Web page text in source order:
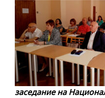
заседание на